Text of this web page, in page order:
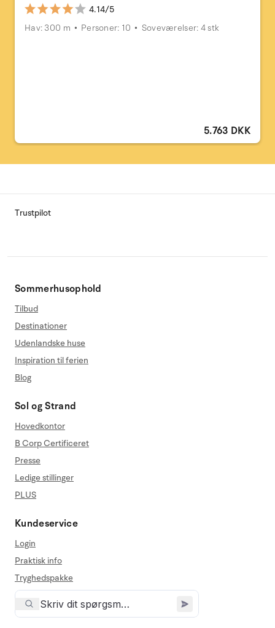
4.14/5
Hav: 300 m
Personer: 10 Soveværelser: 4 stk
5.763 DKK
Trustpilot
Sommerhusophold
Tilbud
Destinationer
Udenlandske huse
Inspiration til ferien
Blog
Sol og Strand
Hovedkontor
B Corp Certificeret
Presse
Ledige stillinger
PLUS
Kundeservice
Login
Praktisk info
Tryghedspakke